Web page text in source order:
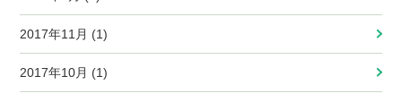
2017年11月 (1)
2017年10月 (1)